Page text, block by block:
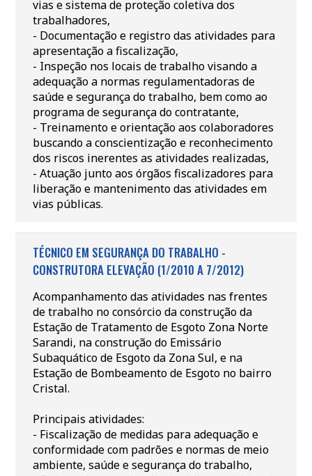
vias e sistema de proteção coletiva dos
trabalhadores,
- Documentação e registro das atividades para
apresentação a fiscalização,
- Inspeção nos locais de trabalho visando a
adequação a normas regulamentadoras de
saúde e segurança do trabalho, bem como ao
programa de segurança do contratante,
- Treinamento e orientação aos colaboradores
buscando a conscientização e reconhecimento
dos riscos inerentes as atividades realizadas,
- Atuação junto aos órgãos fiscalizadores para
liberação e mantenimento das atividades em
vias públicas.
TÉCNICO EM SEGURANÇA DO TRABALHO -
CONSTRUTORA ELEVAÇÃO (1/2010 A 7/2012)
Acompanhamento das atividades nas frentes
de trabalho no consórcio da construção da
Estação de Tratamento de Esgoto Zona Norte
Sarandi, na construção do Emissário
Subaquático de Esgoto da Zona Sul, e na
Estação de Bombeamento de Esgoto no bairro
Cristal.
Principais atividades:
- Fiscalização de medidas para adequação e
conformidade com padrões e normas de meio
ambiente, saúde e segurança do trabalho,